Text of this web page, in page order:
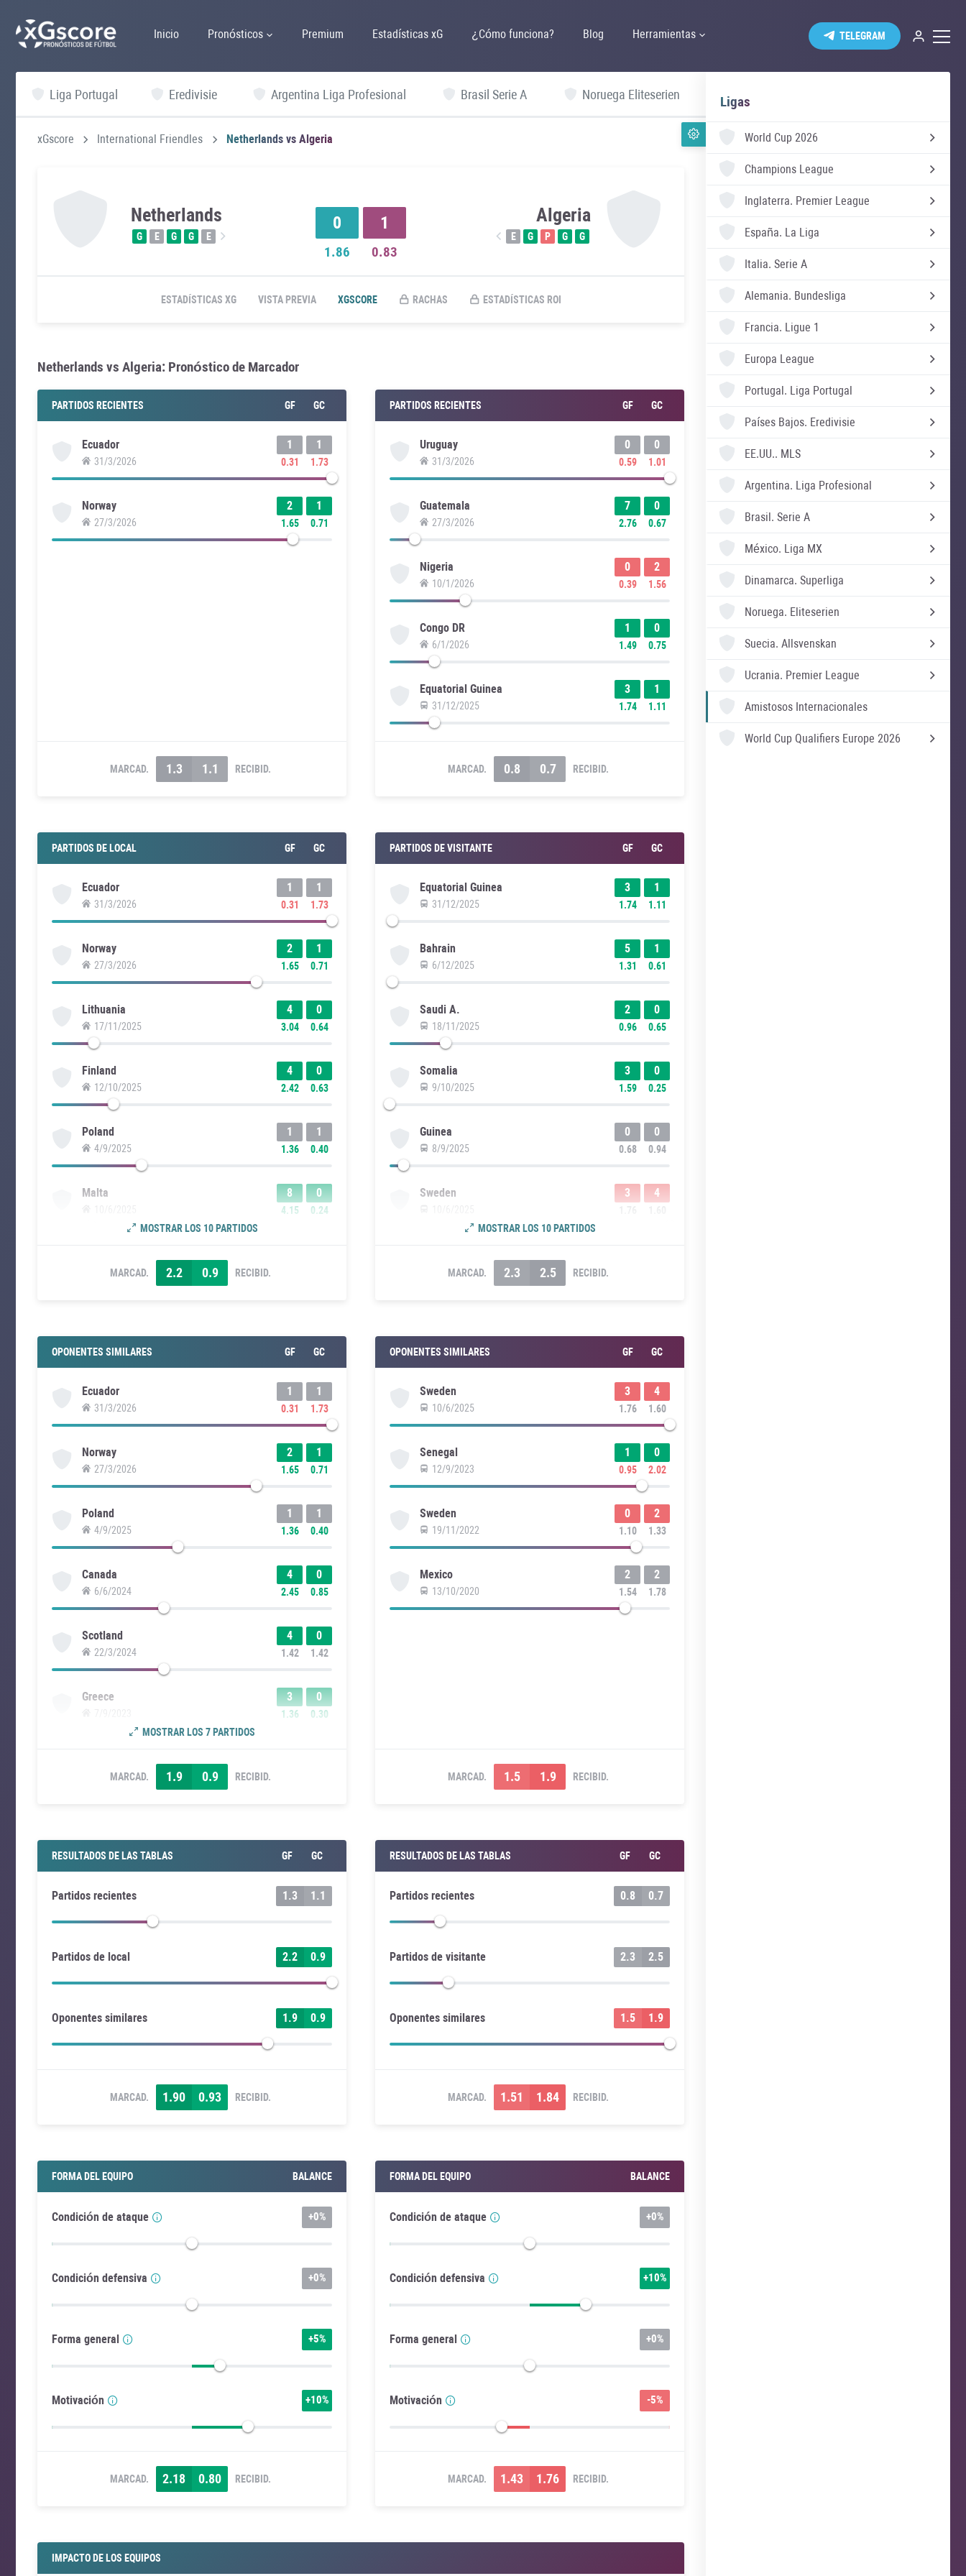
Inicio Pronósticos Premium Estadísticas xG ¿Cómo funciona? Blog Herramientas TELEGRAM
Liga Portugal Eredivisie Argentina Liga Profesional Brasil Serie A Noruega Eliteserien
xGscore International Friendles Netherlands vs Algeria
Netherlands
G E G G E
0
1.86
1
0.83
Algeria
E G P G G
ESTADÍSTICAS XG VISTA PREVIA XGSCORE RACHAS ESTADÍSTICAS ROI
Netherlands vs Algeria: Pronóstico de Marcador
PARTIDOS RECIENTES GF GC
Ecuador
31/3/2026
1
0.31
1
1.73
Norway
27/3/2026
2
1.65
1
0.71
MARCAD. 1.3 1.1 RECIBID.
PARTIDOS DE LOCAL GF GC
Ecuador
31/3/2026
1
0.31
1
1.73
Norway
27/3/2026
2
1.65
1
0.71
Lithuania
17/11/2025
4
3.04
0
0.64
Finland
12/10/2025
4
2.42
0
0.63
Poland
4/9/2025
1
1.36
1
0.40
Malta 8
4.15
0
0.24
MOSTRAR LOS 10 PARTIDOS
MARCAD. 2.2 0.9 RECIBID.
OPONENTES SIMILARES GF GC
Ecuador
31/3/2026
1
0.31
1
1.73
Norway
27/3/2026
2
1.65
1
0.71
Poland
4/9/2025
1
1.36
1
0.40
Canada
6/6/2024
4
2.45
0
0.85
Scotland
22/3/2024
4
1.42
0
1.42
Greece 3
1.36
0
0.30
MOSTRAR LOS 7 PARTIDOS
MARCAD. 1.9 0.9 RECIBID.
RESULTADOS DE LAS TABLAS GF GC
Partidos recientes 1.3 1.1
Partidos de local 2.2 0.9
Oponentes similares 1.9 0.9
MARCAD. 1.90 0.93 RECIBID.
FORMA DEL EQUIPO BALANCE
Condición de ataque +0%
Condición defensiva +0%
Forma general +5%
Motivación +10%
MARCAD. 2.18 0.80 RECIBID.
PARTIDOS RECIENTES GF GC
Uruguay
31/3/2026
0
0.59
0
1.01
Guatemala
27/3/2026
7
2.76
0
0.67
Nigeria
10/1/2026
0
0.39
2
1.56
Congo DR
6/1/2026
1
1.49
0
0.75
Equatorial Guinea
31/12/2025
3
1.74
1
1.11
MARCAD. 0.8 0.7 RECIBID.
PARTIDOS DE VISITANTE GF GC
Equatorial Guinea
31/12/2025
3
1.74
1
1.11
Bahrain
6/12/2025
5
1.31
1
0.61
Saudi A.
18/11/2025
2
0.96
0
0.65
Somalia
9/10/2025
3
1.59
0
0.25
Guinea
8/9/2025
0
0.68
0
0.94
Sweden 3 4
MOSTRAR LOS 10 PARTIDOS
MARCAD. 2.3 2.5 RECIBID.
OPONENTES SIMILARES GF GC
Sweden
10/6/2025
3
1.76
4
1.60
Senegal
12/9/2023
1
0.95
0
2.02
Sweden
19/11/2022
0
1.10
2
1.33
Mexico
13/10/2020
2
1.54
2
1.78
MARCAD. 1.5 1.9 RECIBID.
RESULTADOS DE LAS TABLAS GF GC
Partidos recientes 0.8 0.7
Partidos de visitante 2.3 2.5
Oponentes similares 1.5 1.9
MARCAD. 1.51 1.84 RECIBID.
FORMA DEL EQUIPO BALANCE
Condición de ataque +0%
Condición defensiva +10%
Forma general +0%
Motivación -5%
MARCAD. 1.43 1.76 RECIBID.
IMPACTO DE LOS EQUIPOS
Ligas
World Cup 2026
Champions League
Inglaterra. Premier League
España. La Liga
Italia. Serie A
Alemania. Bundesliga
Francia. Ligue 1
Europa League
Portugal. Liga Portugal
Países Bajos. Eredivisie
EE.UU.. MLS
Argentina. Liga Profesional
Brasil. Serie A
México. Liga MX
Dinamarca. Superliga
Noruega. Eliteserien
Suecia. Allsvenskan
Ucrania. Premier League
Amistosos Internacionales
World Cup Qualifiers Europe 2026